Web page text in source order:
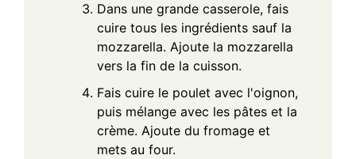
Dans une grande casserole, fais
cuire tous les ingrédients sauf la
mozzarella. Ajoute la mozzarella
vers la fin de la cuisson.
Fais cuire le poulet avec l'oignon,
puis mélange avec les pâtes et la
crème. Ajoute du fromage et
mets au four.